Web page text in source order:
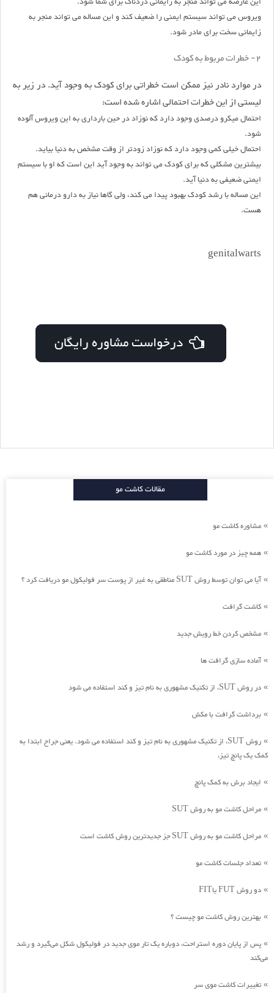
ویروس مى تواند سیستم ایمنی را ضعیف کند و این مساله مى تواند منجر به
زایمانى سخت براى مادر شود.
2- خطرات مربوط به کودک
در موارد نادر نیز ممکن است خطراتى برای کودک به وجود آید. در زیر به
لیستی از این خطرات احتمالى اشاره شده است:
احتمال میکرو درصدى وجود دارد که نوزاد در حین باردارى به این ویروس آلوده
شود.
احتمال خیلى کمى وجود دارد که نوزاد زودتر از وقت مشخص به دنیا بیاید.
بیشترین مشکلى که براى کودک مى تواند به وجود آید این است که او با سیستم
ایمنى ضعیفى به دنیا آید.
این مساله با رشد کودک بهبود پیدا مى کند، ولى گاها نیاز به دارو درمانى هم
هست.
genitalwarts
درخواست مشاوره رایگان
مقالات کاشت مو
» مشاوره کاشت مو
» همه چیز در مورد کاشت مو
»آیا می توان توسط روش SUT مناطقی به غیر از پوست سر فولیکول مو دریافت کرد ؟
» کاشت گرافت
» مشخص کردن خط رویش جدید
»آماده سازی گرافت ها
» در روش SUT، از تکنیک مشهوری به نام تیز و کند استفاده می شود
» برداشت گرافت با مکش
»
روش SUT، از تکنیک مشهوری به نام تیز و کند استفاده می شود. یعنی جراح ابتدا به
کمک یک پانچ تیز،
» ایجاد برش به کمک پانچ
» مراحل کاشت مو به روش SUT
» مراحل کاشت مو به روش SUT جز جدیدترین روش کاشت است
» تعداد جلسات کاشت مو
» دو روش FUT یاFIT
» بهترین روش کاشت مو چیست ؟
» پس از پایان دوره استراحت، دوباره یک تار موی جدید در فولیکول شکل می‌گیرد و رشد
می‌کند
» تغییرات کاشت موی سر